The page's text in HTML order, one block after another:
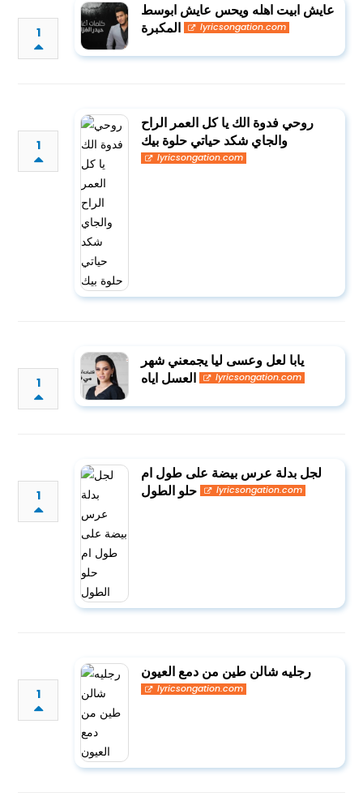
1
عايش ابيت اهله ويحس عايش ابوسط
المكبرة
lyricsongation.com
1
روحي فدوة الك يا كل العمر الراح
والجاي شكد حياتي حلوة بيك
lyricsongation.com
1
يابا لعل وعسى ليا يجمعني شهر
العسل اياه
lyricsongation.com
1
لجل بدلة عرس بيضة على طول ام
حلو الطول
lyricsongation.com
1
رجليه شالن طين من دمع العيون
lyricsongation.com